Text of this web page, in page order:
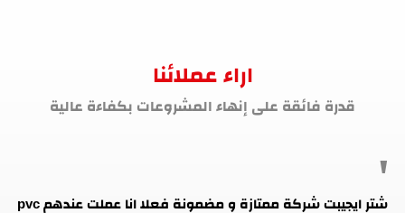
اراء عملائنا
قدرة فائقة على إنهاء المشروعات بكفاءة عالية
شتر ايجيبت شركة ممتازة و مضمونة فعلا انا عملت عندهم pvc